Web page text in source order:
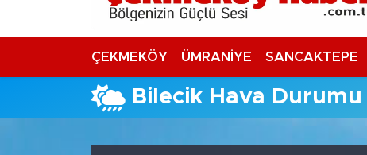
ÇEKMEKÖY ÜMRANİYE SANCAKTEPE
Bilecik Hava Durumu
Trafik Durumu
Süper Lig Puan Durumu ve Fikstür
Tüm Manşetler